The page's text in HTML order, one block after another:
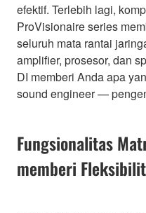
efektif. Terlebih lagi,
ProVisionaire series
seluruh mata rantai
amplifier, prosesor, dan
DI memberi Anda apa
sound engineer —
Fungsionalitas
memberi